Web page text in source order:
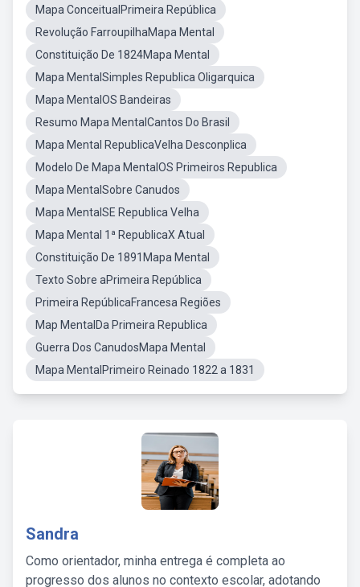
Mapa ConceitualPrimeira República
Revolução FarroupilhaMapa Mental
Constituição De 1824Mapa Mental
Mapa MentalSimples Republica Oligarquica
Mapa MentalOS Bandeiras
Resumo Mapa MentalCantos Do Brasil
Mapa Mental RepublicaVelha Desconplica
Modelo De Mapa MentalOS Primeiros Republica
Mapa MentalSobre Canudos
Mapa MentalSE Republica Velha
Mapa Mental 1ª RepublicaX Atual
Constituição De 1891Mapa Mental
Texto Sobre aPrimeira República
Primeira RepúblicaFrancesa Regiões
Map MentalDa Primeira Republica
Guerra Dos CanudosMapa Mental
Mapa MentalPrimeiro Reinado 1822 a 1831
Sandra
Como orientador, minha entrega é completa ao
progresso dos alunos no contexto escolar, adotando